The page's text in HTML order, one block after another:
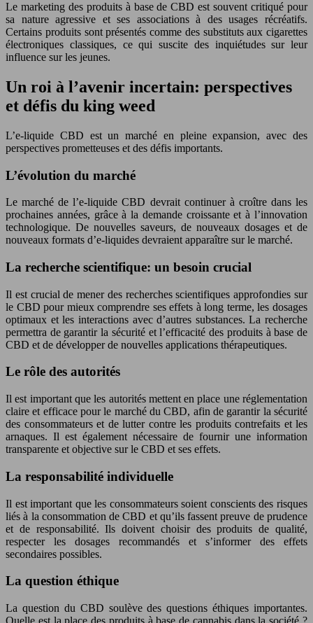
Le marketing des produits à base de CBD est souvent critiqué pour
sa nature agressive et ses associations à des usages récréatifs.
Certains produits sont présentés comme des substituts aux cigarettes
électroniques classiques, ce qui suscite des inquiétudes sur leur
influence sur les jeunes.
Un roi à l’avenir incertain: perspectives
et défis du king weed
L’e-liquide CBD est un marché en pleine expansion, avec des
perspectives prometteuses et des défis importants.
L’évolution du marché
Le marché de l’e-liquide CBD devrait continuer à croître dans les
prochaines années, grâce à la demande croissante et à l’innovation
technologique. De nouvelles saveurs, de nouveaux dosages et de
nouveaux formats d’e-liquides devraient apparaître sur le marché.
La recherche scientifique: un besoin crucial
Il est crucial de mener des recherches scientifiques approfondies sur
le CBD pour mieux comprendre ses effets à long terme, les dosages
optimaux et les interactions avec d’autres substances. La recherche
permettra de garantir la sécurité et l’efficacité des produits à base de
CBD et de développer de nouvelles applications thérapeutiques.
Le rôle des autorités
Il est important que les autorités mettent en place une réglementation
claire et efficace pour le marché du CBD, afin de garantir la sécurité
des consommateurs et de lutter contre les produits contrefaits et les
arnaques. Il est également nécessaire de fournir une information
transparente et objective sur le CBD et ses effets.
La responsabilité individuelle
Il est important que les consommateurs soient conscients des risques
liés à la consommation de CBD et qu’ils fassent preuve de prudence
et de responsabilité. Ils doivent choisir des produits de qualité,
respecter les dosages recommandés et s’informer des effets
secondaires possibles.
La question éthique
La question du CBD soulève des questions éthiques importantes.
Quelle est la place des produits à base de cannabis dans la société ?